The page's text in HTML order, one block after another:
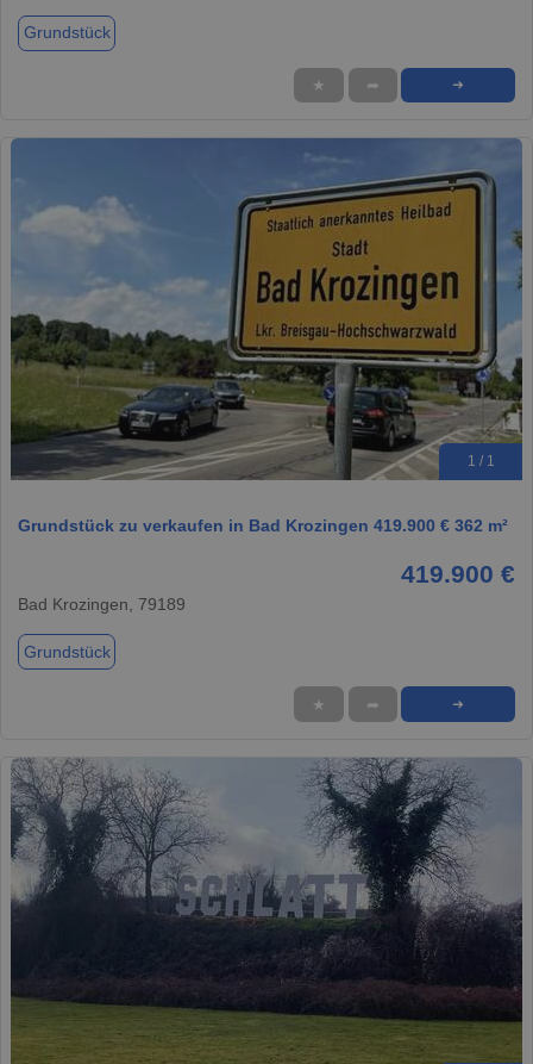
Grundstück
★ ➦ ➜
1 / 1
Grundstück zu verkaufen in Bad Krozingen 419.900 € 362 m²
419.900 €
Bad Krozingen, 79189
Grundstück
★ ➦ ➜